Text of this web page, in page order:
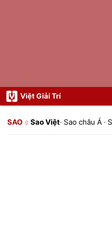
Việt Giải Trí
SAO Sao Việt· Sao châu Á ·